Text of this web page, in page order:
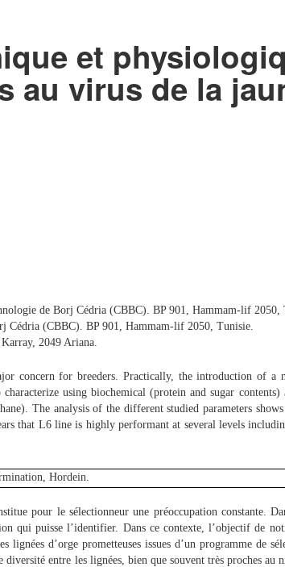
et
au virus de la
de Borj Cédria (CBBC). BP 901, Hammam-lif 2050,
Cédria (CBBC). BP 901, Hammam-lif 2050, Tunisie.
2049 Ariana.
concern for breeders. Practically, the introduction of
using biochemical (protein and sugar
The analysis of the different studied parameters
that L6 line is highly performant at several levels
Hordein.
pour le sélectionneur une préoccupation constante.
puisse l’identifier. Dans ce contexte, l’objectif de
d’orge prometteuses issues d’un programme de
entre les lignées, bien que souvent très proches